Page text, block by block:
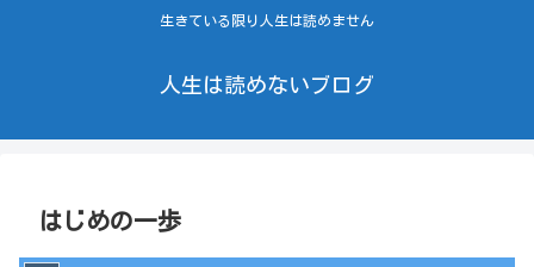
生きている限り人生は読めません
人生は読めないブログ
はじめの一歩